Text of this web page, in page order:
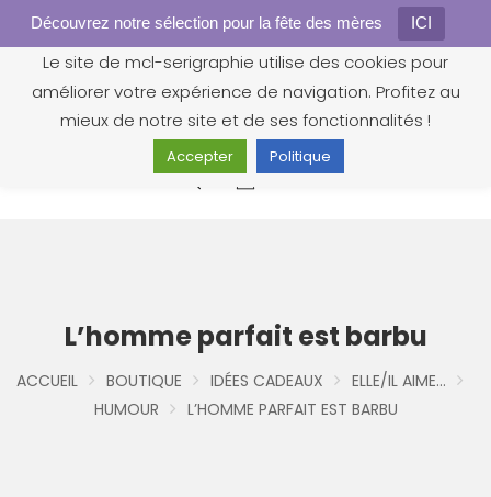
Découvrez notre sélection pour la fête des mères ICI
0
L’homme parfait est barbu
ACCUEIL BOUTIQUE IDÉES CADEAUX
ELLE/IL AIME...
HUMOUR
L’HOMME PARFAIT EST BARBU
Gestion des cookies
Le site de mcl-serigraphie utilise des cookies pour
améliorer votre expérience de navigation. Profitez au
mieux de notre site et de ses fonctionnalités !
Accepter Politique